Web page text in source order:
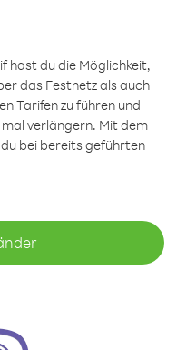
hast du die Möglichkeit,
das Festnetz als auch
Tarifen zu führen und
verlängern. Mit dem
bei bereits geführten